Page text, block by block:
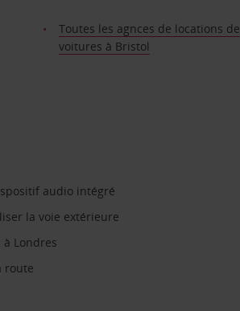
Toutes les agnces de locations de
voitures à Bristol
audio intégré
la voie extérieure
Londres
route